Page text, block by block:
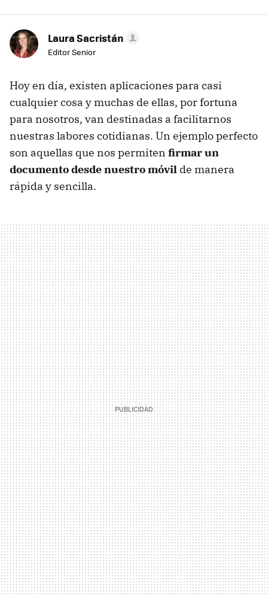
Laura Sacristán
Editor Senior
Hoy en día, existen aplicaciones para casi
cualquier cosa y muchas de ellas, por fortuna
para nosotros, van destinadas a facilitarnos
nuestras labores cotidianas. Un ejemplo perfecto
son aquellas que nos permiten firmar un
documento desde nuestro móvil de manera
rápida y sencilla.